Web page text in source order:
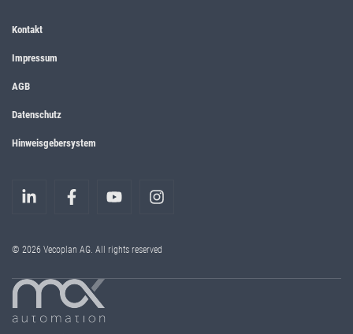
Kontakt
Impressum
AGB
Datenschutz
Hinweisgebersystem
© 2026 Vecoplan AG. All rights reserved